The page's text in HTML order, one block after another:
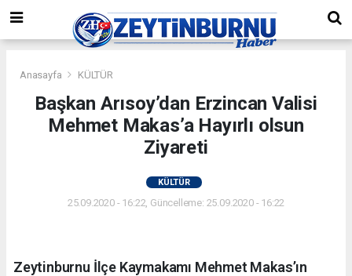
Anasayfa KÜLTÜR
Başkan Arısoy’dan Erzincan Valisi
Mehmet Makas’a Hayırlı olsun
Ziyareti
KÜLTÜR
25.09.2020 - 16:22, Güncelleme: 25.09.2020 - 16:22
Zeytinburnu İlçe Kaymakamı Mehmet Makas’ın